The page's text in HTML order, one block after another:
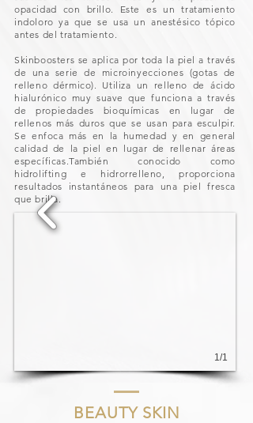
opacidad con brillo. Este es un tratamiento
indoloro ya que se usa un anestésico tópico
antes del tratamiento.
Skinboosters se aplica por toda la piel a través
de una serie de microinyecciones (gotas de
relleno dérmico). Utiliza un relleno de ácido
hialurónico muy suave que funciona a través
de propiedades bioquímicas en lugar de
rellenos más duros que se usan para esculpir.
Se enfoca más en la humedad y en general
calidad de la piel en lugar de rellenar áreas
específicas.También conocido como
hidrolifting e hidrorrelleno, proporciona
resultados instantáneos para una piel fresca
que brilla.
1/1
BEAUTY SKIN